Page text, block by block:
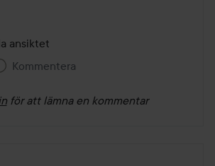
ansiktet
Kommentera
för att lämna en kommentar